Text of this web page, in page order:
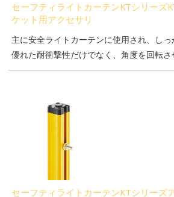
セーフティライトカーテンKTシリーズ
ケット用アクセサリ
主に安全ライトカーテンに使用され、し
優れた耐衝撃性だけでなく、角度を回転さ
セーフティライトカーテンKTシリーズ